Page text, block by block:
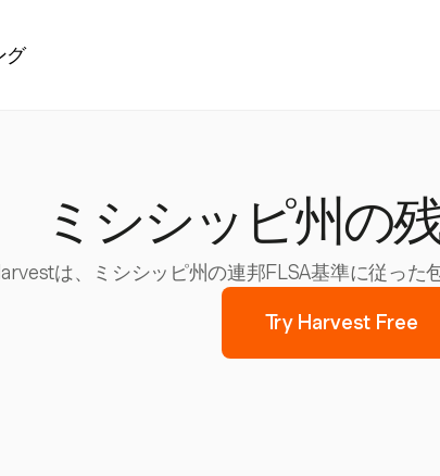
グ
ミシシッピ州の
は、ミシシッピ州の連邦FLSA基準に従った
Try Harvest Free